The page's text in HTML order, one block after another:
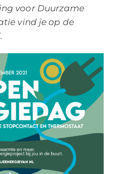
voor Duurzame
vind je op de